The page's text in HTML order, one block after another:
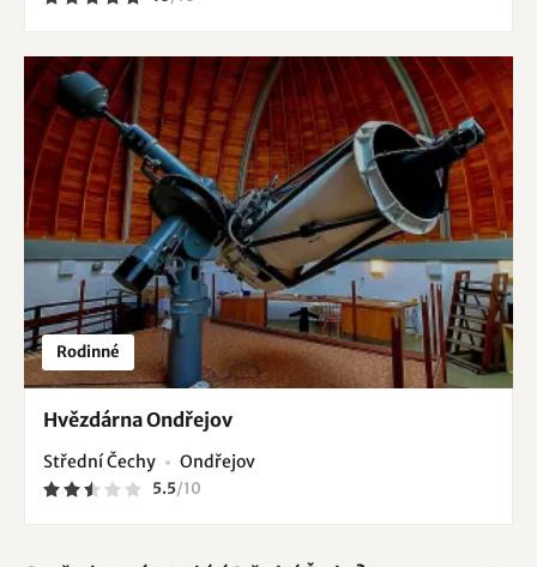
Rodinné
Hvězdárna Ondřejov
Střední Čechy Ondřejov
5.5/10